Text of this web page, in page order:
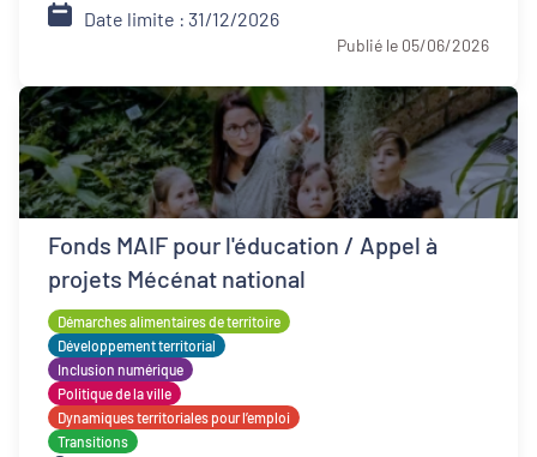
Date limite : 31/12/2026
Publié le 05/06/2026
Fonds MAIF pour l'éducation / Appel à
projets Mécénat national
Démarches alimentaires de territoire
Développement territorial
Inclusion numérique
Politique de la ville
Dynamiques territoriales pour l’emploi
Transitions